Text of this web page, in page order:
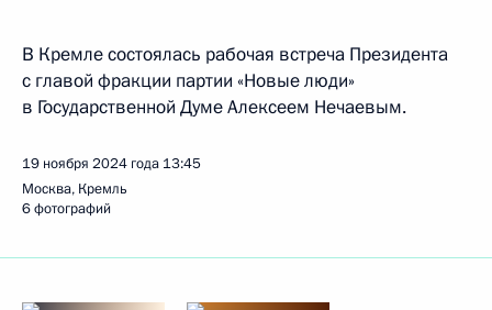
В Кремле состоялась рабочая встреча Президента
с главой фракции партии «Новые люди»
в Государственной Думе Алексеем Нечаевым.
19 ноября 2024 года 13:45
Москва, Кремль
6 фотографий